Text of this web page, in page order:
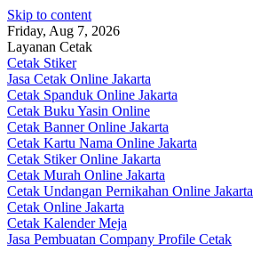
Skip to content
Friday, Aug 7, 2026
Layanan Cetak
Cetak Stiker
Jasa Cetak Online Jakarta
Cetak Spanduk Online Jakarta
Cetak Buku Yasin Online
Cetak Banner Online Jakarta
Cetak Kartu Nama Online Jakarta
Cetak Stiker Online Jakarta
Cetak Murah Online Jakarta
Cetak Undangan Pernikahan Online Jakarta
Cetak Online Jakarta
Cetak Kalender Meja
Jasa Pembuatan Company Profile Cetak